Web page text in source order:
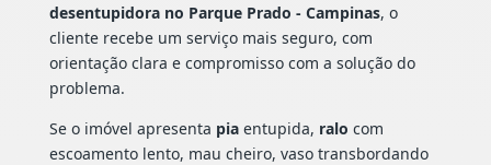
desentupidora no Parque Prado - Campinas, o
cliente recebe um serviço mais seguro, com
orientação clara e compromisso com a solução do
problema.
Se o imóvel apresenta piaentupida, ralo com
escoamento lento, mau cheiro, vaso transbordando